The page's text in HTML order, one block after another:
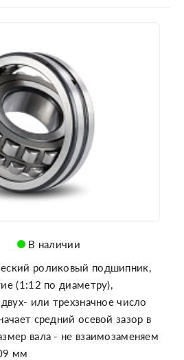
В наличии
роликовый подшипник,
(1:12 по диаметру),
или трехзначное число
средний осевой зазор в
вала - не взаимозаменяем
мм